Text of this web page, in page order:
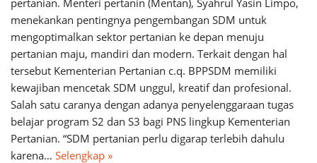
pertanian. Menteri pertanin (Mentan), Syahrul Yasin Limpo,
menekankan pentingnya pengembangan SDM untuk
mengoptimalkan sektor pertanian ke depan menuju
pertanian maju, mandiri dan modern. Terkait dengan hal
tersebut Kementerian Pertanian c.q. BPPSDM memiliki
kewajiban mencetak SDM unggul, kreatif dan profesional.
Salah satu caranya dengan adanya penyelenggaraan tugas
belajar program S2 dan S3 bagi PNS lingkup Kementerian
Pertanian. “SDM pertanian perlu digarap terlebih dahulu
karena… Selengkap »